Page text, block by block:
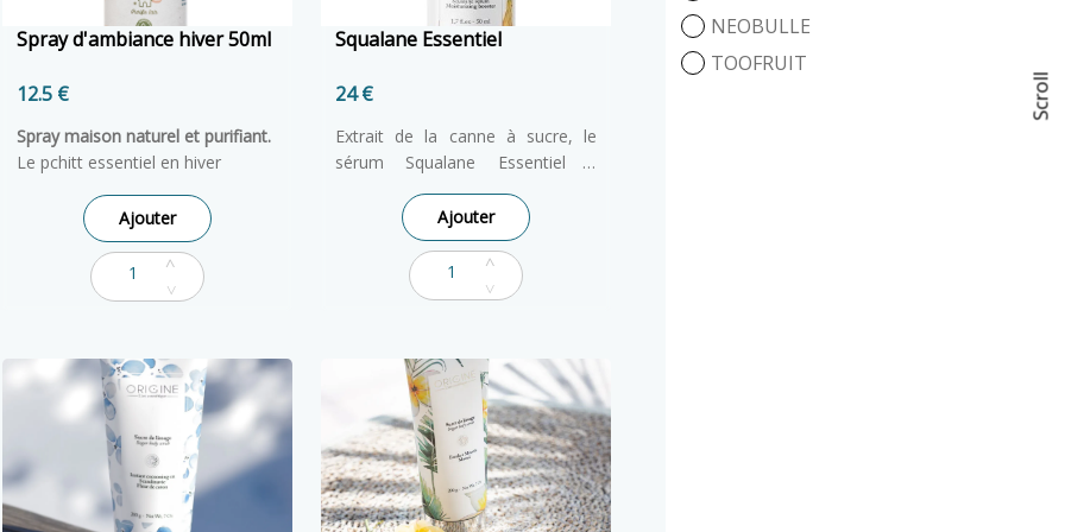
Scroll
Spray d'ambiance hiver 50ml
12.5 €
Spray maison naturel et purifiant.
Le pchitt essentiel en hiver
d'ambiance pour un air purifié.
Spécialement formulé pour les
espaces de vie du bébé et de la
femme enceinte. A partir du
Ajouter
Squalane Essentiel
24 €
Extrait de la canne à sucre, le
sérum Squalane Essentiel –
Booster d’hydratation est
particulièrement adapté aux
peaux sèches. Il est le
complément idéal de la crème de
soin et procure un confort
Ajouter
NEOBULLE
TOOFRUIT